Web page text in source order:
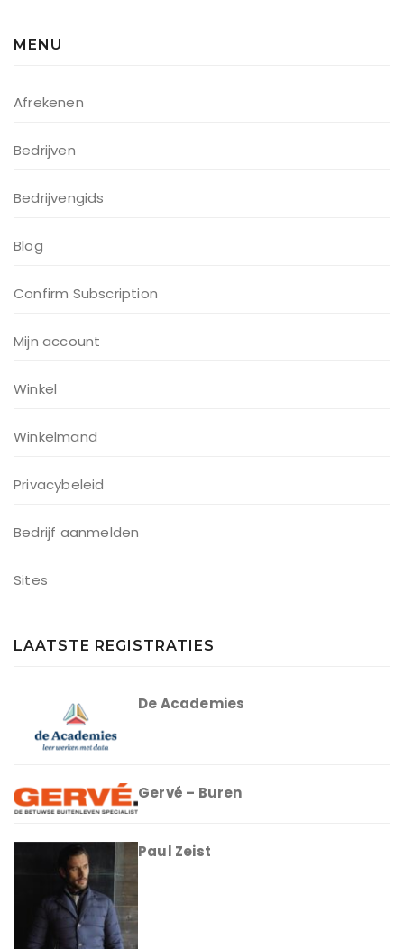
MENU
Afrekenen
Bedrijven
Bedrijvengids
Blog
Confirm Subscription
Mijn account
Winkel
Winkelmand
Privacybeleid
Bedrijf aanmelden
Sites
LAATSTE REGISTRATIES
De Academies
Gervé – Buren
Paul Zeist